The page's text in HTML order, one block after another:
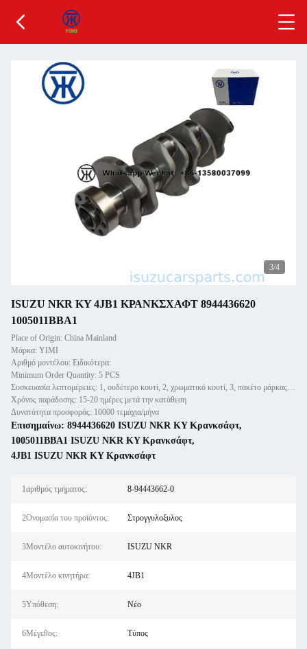
3/4
ISUZU NKR KY 4JB1 ΚΡΑΝΚΣΧΑΦΤ 8944436620
1005011BBA1
Place of Origin: China Mainland
Μάρκα: YIMI
Αριθμό μοντέλου: Ειδικότερα:
Minimum Order Quantity: 5 PCS
Συσκευασία λεπτομέρειες: 1, ουδέτερο κουτί, 2, χρωματικό κουτί, 3, πακέτο μάρκας πελάτη
Χρόνος παράδοσης: 15-20 ημέρες μετά την κατάθεση
Δυνατότητα προσφοράς: 10000 τεμάχια/μήνα
Επισημαίνω: 8944436620 ISUZU NKR KY Κρανκσάφτ,
1005011BBA1 ISUZU NKR KY Κρανκσάφτ,
4JB1 ISUZU NKR KY Κρανκσάφτ
1αριθμός τμήματος: 8-94443662-0
2Ονομασία του προϊόντος: Στρογγυλοξυλος
3Μοντέλο αυτοκινήτου: ISUZU NKR
4Μοντέλο κινητήρα: 4JB1
5Υπόθεση: Νέο
6Μέγεθος: Τύπος